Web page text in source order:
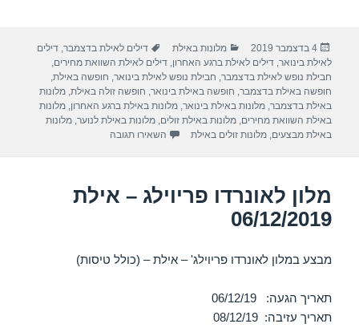
e
b
o
o
s
A
p
p
gr
a
m
e
פורסם
בתאריך
4 בדצמבר 2019 קטגוריות
מלונות באילת תגיות
דילים לאילת בדצמבר,דילים
לאילת בינואר,דילים לאילת ברגע האחרון,דילים לאילת השוואת מחירים,
חבילת נופש לאילת בדצמבר, חבילת נופש לאילת בינואר, חופשה באילת,
חופשה באילת בדצמבר, חופשה באילת בינואר, חופשה זולה באילת,מלונות
באילת בדצמבר,מלונות באילת בינואר,מלונות באילת ברגע האחרון,מלונות
באילת השוואת מחירים,מלונות באילת זולים,מלונות באילת לנוער,מלונות
באילת מבצעים,מלונות זולים באילת השאירו תגובה
מלון לאונרדו פריוילג – אילת
06/12/2019
מבצע במלון לאונרדו פריוילג' – אילת – (כולל טיסות)
תאריך הגעה: 06/12/19
תאריך עזיבה: 08/12/19